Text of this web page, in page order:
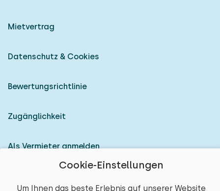
Cookie-Einstellungen
Um Ihnen das beste Erlebnis auf unserer Website
Mietvertrag
Datenschutz & Cookies
Bewertungsrichtlinie
Zugänglichkeit
Als Vermieter anmelden